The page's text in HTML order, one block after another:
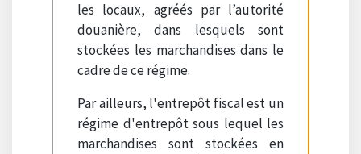
les locaux, agréés par l’autorité
douanière, dans lesquels sont
stockées les marchandises dans le
cadre de ce régime.
Par ailleurs, l'entrepôt fiscal est un
régime d'entrepôt sous lequel les
marchandises sont stockées en